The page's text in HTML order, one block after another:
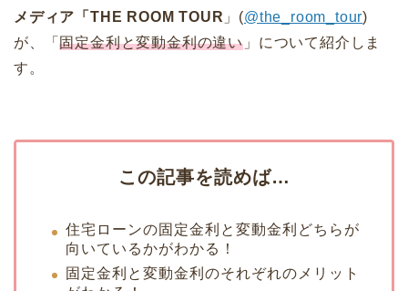
メディア「THE ROOM TOUR 」(@the_room_tour)
が、「固定金利と変動金利の違い 」について紹介しま
す。
この記事を読めば…
住宅ローンの固定金利と変動金利どちらが
向いているかがわかる！
固定金利と変動金利のそれぞれのメリット